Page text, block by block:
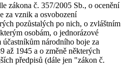
zákona č. 357/2005 Sb., o ocenění
za vznik a osvobození
pozůstalých po nich, o zvláštním
osobám, o jednorázové
účastníkům národního boje za
až 1945 a o změně některých
předpisů (dále jen "zákon č.